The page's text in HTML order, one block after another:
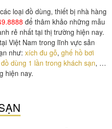
loại đồ dùng, thiết bị nhà hàng
để thâm khảo những mẫu
rẻ nhất tại thị trường hiện nay.
Việt Nam trong lĩnh vực sản
như: xích đu gỗ, ghế hồ bơi
đồ dùng 1 lần trong khách sạn, …
hiện nay.